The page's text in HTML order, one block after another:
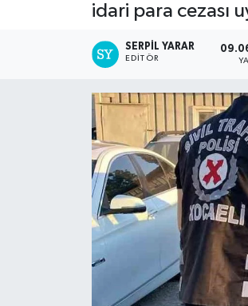
idari para cezası
SERPİL YARAR
EDITÖR